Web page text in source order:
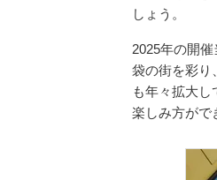
しょう。
2025年の開
袋の街を彩り
も年々拡大
楽しみ方がで